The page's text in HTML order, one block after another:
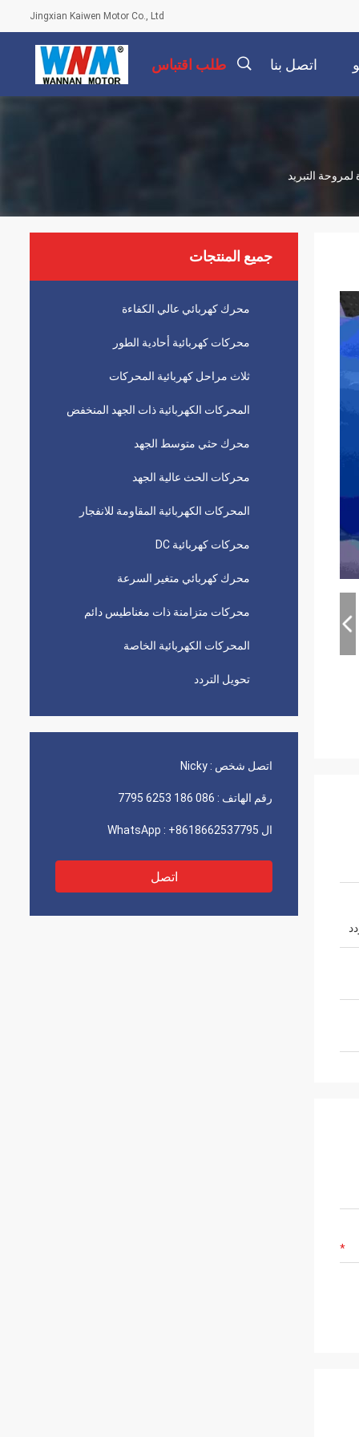
Jingxian Kaiwen Motor Co., Ltd
اتصل بنا طلب اقتباس
جميع المنتجات
محرك كهربائي عالي الكفاءة
محركات كهربائية أحادية الطور
ثلاث مراحل كهربائية المحركات
المحركات الكهربائية ذات الجهد المنخفض
محرك حثي متوسط ​​الجهد
محركات الحث عالية الجهد
المحركات الكهربائية المقاومة للانفجار
محركات كهربائية DC
محرك كهربائي متغير السرعة
محركات متزامنة ذات مغناطيس دائم
المحركات الكهربائية الخاصة
تحويل التردد
اتصل شخص : Nicky
رقم الهاتف : 086 186 6253 7795
ال WhatsApp : +8618662537795
اتصل